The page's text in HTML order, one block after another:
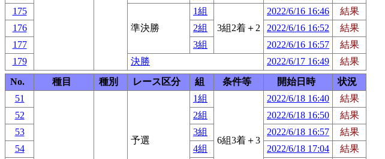
175
準決勝
1組
3組2着＋2
2022/6/16 16:46
結果
176
2組 2022/6/16 16:52
結果
177
3組 2022/6/16 16:57
結果
179
決勝 2022/6/17 16:49
結果
No.
種目 種別 レース区分 組 条件等 開始日時
状況
51
予選
1組
6組3着＋3
2022/6/18 16:40
結果
52
2組 2022/6/18 16:50
結果
53
3組 2022/6/18 16:57
結果
54
4組 2022/6/18 17:04
結果